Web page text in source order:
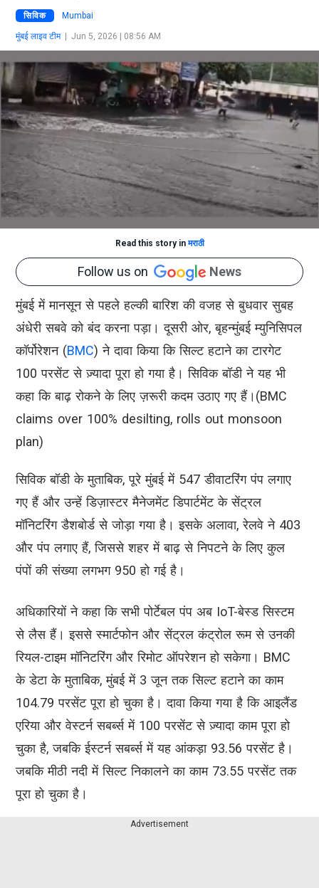
सिविक Mumbai
मुंबई लाइव टीम| Jun 5, 2026 | 08:56 AM
Read this story inमराठी
Follow us on News
मुंबई में मानसून से पहले हल्की बारिश की वजह से बुधवार सुबह
अंधेरी सबवे को बंद करना पड़ा। दूसरी ओर, बृहन्मुंबई म्युनिसिपल
कॉर्पोरेशन (BMC) ने दावा किया कि सिल्ट हटाने का टारगेट
100 परसेंट से ज़्यादा पूरा हो गया है। सिविक बॉडी ने यह भी
कहा कि बाढ़ रोकने के लिए ज़रूरी कदम उठाए गए हैं।(BMC
claims over 100% desilting, rolls out monsoon
plan)
सिविक बॉडी के मुताबिक, पूरे मुंबई में 547 डीवाटरिंग पंप लगाए
गए हैं और उन्हें डिज़ास्टर मैनेजमेंट डिपार्टमेंट के सेंट्रल
मॉनिटरिंग डैशबोर्ड से जोड़ा गया है। इसके अलावा, रेलवे ने 403
और पंप लगाए हैं, जिससे शहर में बाढ़ से निपटने के लिए कुल
पंपों की संख्या लगभग 950 हो गई है।
अधिकारियों ने कहा कि सभी पोर्टेबल पंप अब IoT-बेस्ड सिस्टम
से लैस हैं। इससे स्मार्टफोन और सेंट्रल कंट्रोल रूम से उनकी
रियल-टाइम मॉनिटरिंग और रिमोट ऑपरेशन हो सकेगा। BMC
के डेटा के मुताबिक, मुंबई में 3 जून तक सिल्ट हटाने का काम
104.79 परसेंट पूरा हो चुका है। दावा किया गया है कि आइलैंड
एरिया और वेस्टर्न सबर्ब्स में 100 परसेंट से ज़्यादा काम पूरा हो
चुका है, जबकि ईस्टर्न सबर्ब्स में यह आंकड़ा 93.56 परसेंट है।
जबकि मीठी नदी में सिल्ट निकालने का काम 73.55 परसेंट तक
पूरा हो चुका है।
Advertisement